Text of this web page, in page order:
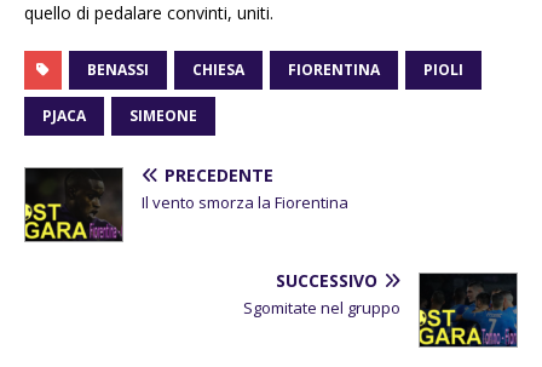
quello di pedalare convinti, uniti.
BENASSI CHIESA FIORENTINA PIOLI
PJACA SIMEONE
PRECEDENTE
Il vento smorza la Fiorentina
SUCCESSIVO
Sgomitate nel gruppo